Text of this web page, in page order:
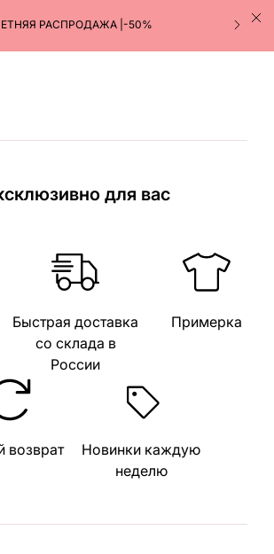
РАСПРОДАЖА |-50%
для вас
Быстрая доставка
со склада в
России
Примерка
возврат
Новинки каждую
неделю